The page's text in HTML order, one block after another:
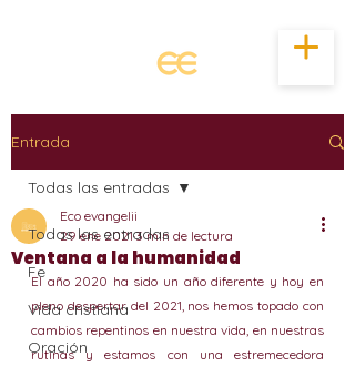
Entrada
Todas las entradas
Fe
Vida cristiana
Oración
Todas las entradas
Ventana a la humanidad
Eco evangelii
29 ene 2021 3 min de lectura
El año 2020 ha sido un año diferente y hoy en
pleno despertar del 2021, nos hemos topado con
cambios repentinos en nuestra vida, en nuestras
rutinas y estamos con una estremecedora